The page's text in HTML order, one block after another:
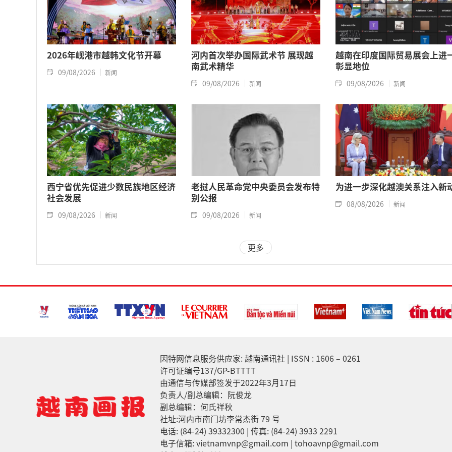
2026年岘港市越韩文化节开幕
09/08/2026 新闻
河内首次举办国际武术节 展现越
南武术精华
09/08/2026 新闻
越南在印度国际贸易展会上进
彰显地位
09/08/2026 新闻
西宁省优先促进少数民族地区经济
社会发展
09/08/2026 新闻
老挝人民革命党中央委员会发布特
别公报
09/08/2026 新闻
为进一步深化越澳关系注入新
08/08/2026 新闻
更多
因特网信息服务供应家: 越南通讯社 | ISSN : 1606 – 0261
许可证编号137/GP-BTTTT
由通信与传媒部签发于2022年3月17日
负责人/副总编辑：阮俊龙
副总编辑：何氏祥秋
社址:河内市南门坊李常杰街 79 号
电话: (84-24) 39332300 | 传真: (84-24) 3933 2291
电子信箱: vietnamvnp@gmail.com | tohoavnp@gmail.com